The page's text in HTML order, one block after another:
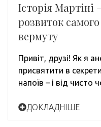
Історія Мартіні
розвиток
вермуту
Привіт, друзі! Як я
присвятити в
напоїв – і від чисто
ДОКЛАДНІШЕ